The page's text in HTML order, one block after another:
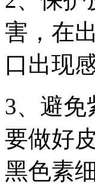
害，在
口出现
3、避免
要做好
黑色素